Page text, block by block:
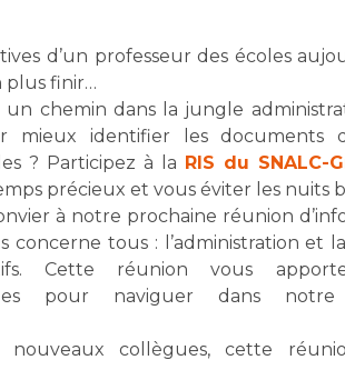
d’un professeur des écoles
plus finir…
un chemin dans la jungle
mieux identifier les documents
? Participez à la RIS du SNALC-
précieux et vous éviter les nuits
à notre prochaine réunion
tous : l’administration et
Cette réunion vous
pour naviguer dans
nouveaux collègues, cette